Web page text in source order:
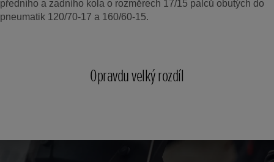
předního a zadního kola o rozměrech 17/15 palců obutých do
pneumatik 120/70-17 a 160/60-15.
Opravdu velký rozdíl